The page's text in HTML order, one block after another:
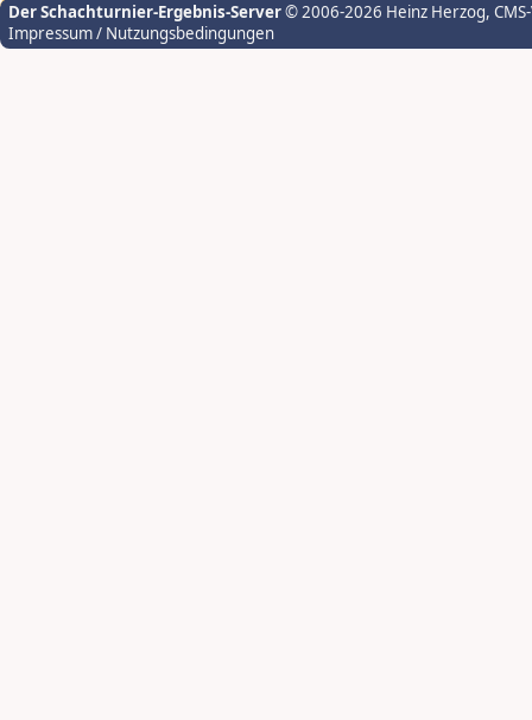
Der Schachturnier-Ergebnis-Server© 2006-2026 Heinz Herzog,
Impressum / Nutzungsbedingungen